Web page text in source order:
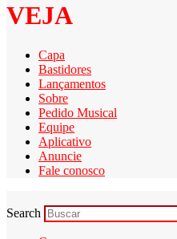
VEJA
Capa
Bastidores
Lançamentos
Sobre
Pedido Musical
Equipe
Aplicativo
Anuncie
Fale conosco
Search